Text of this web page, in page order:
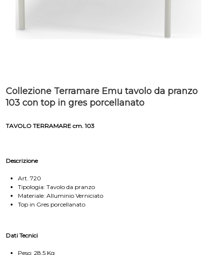
Collezione Terramare Emu tavolo da pranzo
103 con top in gres porcellanato
TAVOLO TERRAMARE cm. 103
Descrizione
Art. 720
Tipologia: Tavolo da pranzo
Materiale: Alluminio Verniciato
Top in Gres porcellanato
Dati Tecnici
Peso: 28,5 Kg